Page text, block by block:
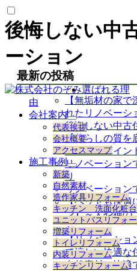
後悔しない中
ーション
選ばれる理
由
会社案内
サ
ブ
メ
ニ
ュ
ー
を
展
開
代表挨拶
会社概要
アクセスマップ
施工事例
サ
ブ
メ
ニ
ュ
ー
を
展
開
新築
自然素材
造作家具リフォーム
キッチン 洗面化粧台
ユニットバスリフォ
増築リフォーム
トイレリフォーム
内装リフォーム
キッチンリフォーム
最新の投稿
【無垢材の家
れたリノベーシ
後悔しない中古
【暮らしの質を
ションのポイン
リノベーション
り
リノベーション
【ペットも快適
ン】～犬や猫の
～
【リノベーショ
て涼しい快適な
自然素材で快適